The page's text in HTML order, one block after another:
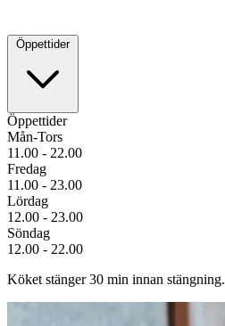
Öppettider
Öppettider
Mån-Tors
11.00 - 22.00
Fredag
11.00 - 23.00
Lördag
12.00 - 23.00
Söndag
12.00 - 22.00
Köket stänger 30 min innan stängning.